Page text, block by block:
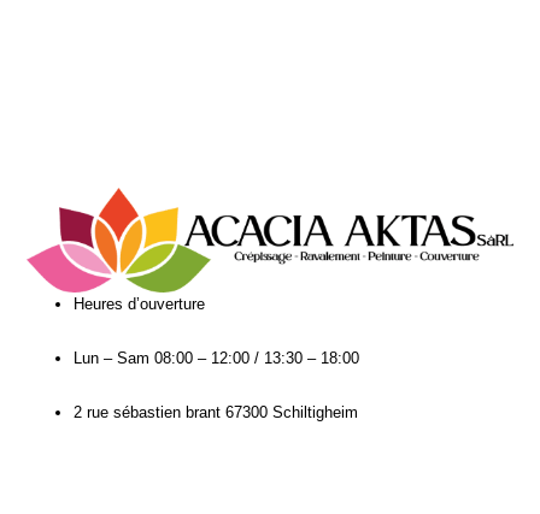
Heures d’ouverture​
Lun – Sam 08:00 – 12:00 / 13:30 – 18:00
2 rue sébastien brant 67300 Schiltigheim